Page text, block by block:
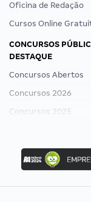
Oficina de Redação
Cursos Online
CONCURSOS
DESTAQUE
Concursos Abertos
Concursos 2026
Concursos 2025
Concurso Ibama
Concurso MPU
Editais publicados